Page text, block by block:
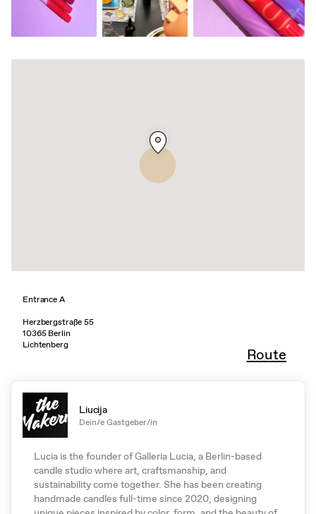
Entrance A
Herzbergstraße 55
10365 Berlin
Lichtenberg
Route
Liucija
Dein/e Gastgeber/in
Lucia is the founder of Galleria Lucia, a Berlin-based
candle studio where art, craftsmanship, and
sustainability come together. She has been creating
handmade candles full-time since 2020, designing